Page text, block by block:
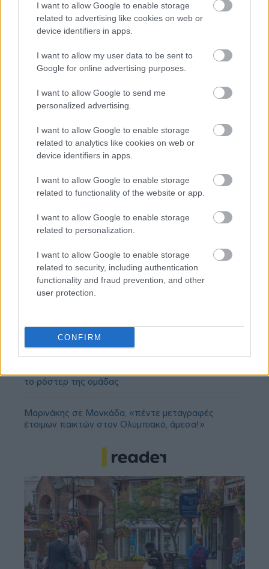
I want to allow Google to enable storage
related to advertising like cookies on web or
device identifiers in apps.
I want to allow my user data to be sent to
Google for online advertising purposes.
I want to allow Google to send me
personalized advertising.
I want to allow Google to enable storage
related to analytics like cookies on web or
device identifiers in apps.
I want to allow Google to enable storage
related to functionality of the website or app.
I want to allow Google to enable storage
related to personalization.
I want to allow Google to enable storage
related to security, including authentication
functionality and fraud prevention, and other
user protection.
CONFIRM
TAGS: Αντώνης Σαμαράς
BEST OF INTERNET
«Πέθανε ο πατέρας του Μέσι»: Αναμένεται η
ανακοίνωση της οικογένειας
το ρόστερ της ομάδας
Μαρινάκης σε Μονκάδα, «πέντε μεταγραφές
έτοιμων παικτών στον Ολυμπιακό, άμεσα!»